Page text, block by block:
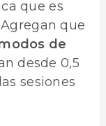
que es
Agregan que
de
desde 0,5
sesiones